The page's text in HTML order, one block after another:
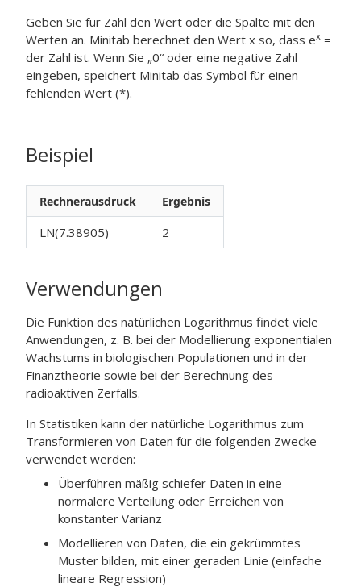
Geben Sie für Zahl den Wert oder die Spalte mit den
Werten an. Minitab berechnet den Wert x so, dass ex =
der Zahl ist. Wenn Sie „0“ oder eine negative Zahl
eingeben, speichert Minitab das Symbol für einen
fehlenden Wert (*).
Beispiel
Rechnerausdruck Ergebnis
LN(7.38905) 2
Verwendungen
Die Funktion des natürlichen Logarithmus findet viele
Anwendungen, z. B. bei der Modellierung exponentialen
Wachstums in biologischen Populationen und in der
Finanztheorie sowie bei der Berechnung des
radioaktiven Zerfalls.
In Statistiken kann der natürliche Logarithmus zum
Transformieren von Daten für die folgenden Zwecke
verwendet werden:
Überführen mäßig schiefer Daten in eine
normalere Verteilung oder Erreichen von
konstanter Varianz
Modellieren von Daten, die ein gekrümmtes
Muster bilden, mit einer geraden Linie (einfache
lineare Regression)